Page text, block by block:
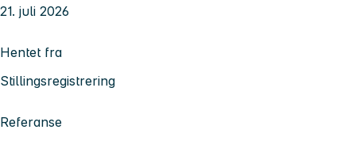
21. juli 2026
Hentet fra
Stillingsregistrering
Referanse